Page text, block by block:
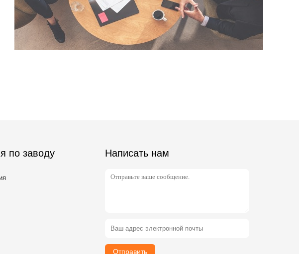
по заводу Написать нам
Отправить